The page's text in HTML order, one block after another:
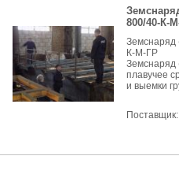
800/40-К-
Земснаряд
К-М-ГР
Земснаряд
плавучее
и выемки